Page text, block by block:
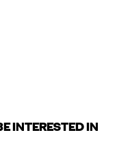
INTERESTED IN